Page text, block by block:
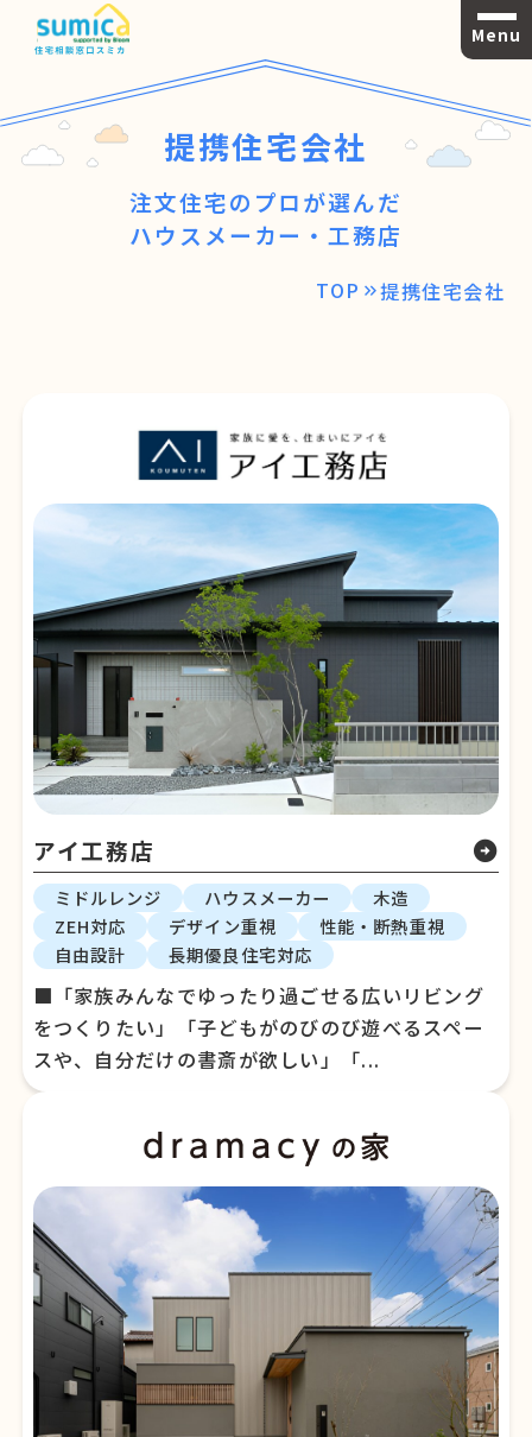
Menu
注文住宅のプロが選んだ
ハウスメーカー・工務店
提携住宅会社
TOP keyboard_double_arrow_right提携住宅会社
アイ工務店 arrow_circle_right
ミドルレンジ ハウスメーカー
木造
ZEH対応
デザイン重視
性能・断熱重視
自由設計
長期優良住宅対応
■「家族みんなでゆったり過ごせる広いリビング
をつくりたい」「子どもがのびのび遊べるスペー
スや、自分だけの書斎が欲しい」「...